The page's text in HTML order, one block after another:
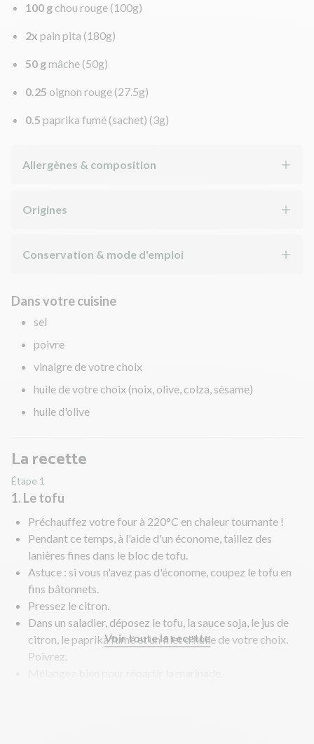
100 g chou rouge (100g)
2x pain pita (180g)
50 gmâche (50g)
0.25 oignon rouge (27.5g)
0.5 paprika fumé (sachet) (3g)
Allergènes & composition
Origines
Conservation & mode d'emploi
Dans votre cuisine
sel
poivre
vinaigre de votre choix
huile de votre choix (noix, olive, colza, sésame)
huile d'olive
La recette
Étape 1
1. Le tofu
Préchauffez votre four à 220°C en chaleur tournante !
Pendant ce temps, à l'aide d'un économe, taillez des
lanières fines dans le bloc de tofu.
Astuce : si vous n'avez pas d'économe, coupez le tofu en
fins bâtonnets.
Pressez le citron.
Dans un saladier, déposez le tofu, la sauce soja, le jus de
citron, le paprika fumé et un filet d'huile de votre choix.
Poivrez.
Voir toute la recette